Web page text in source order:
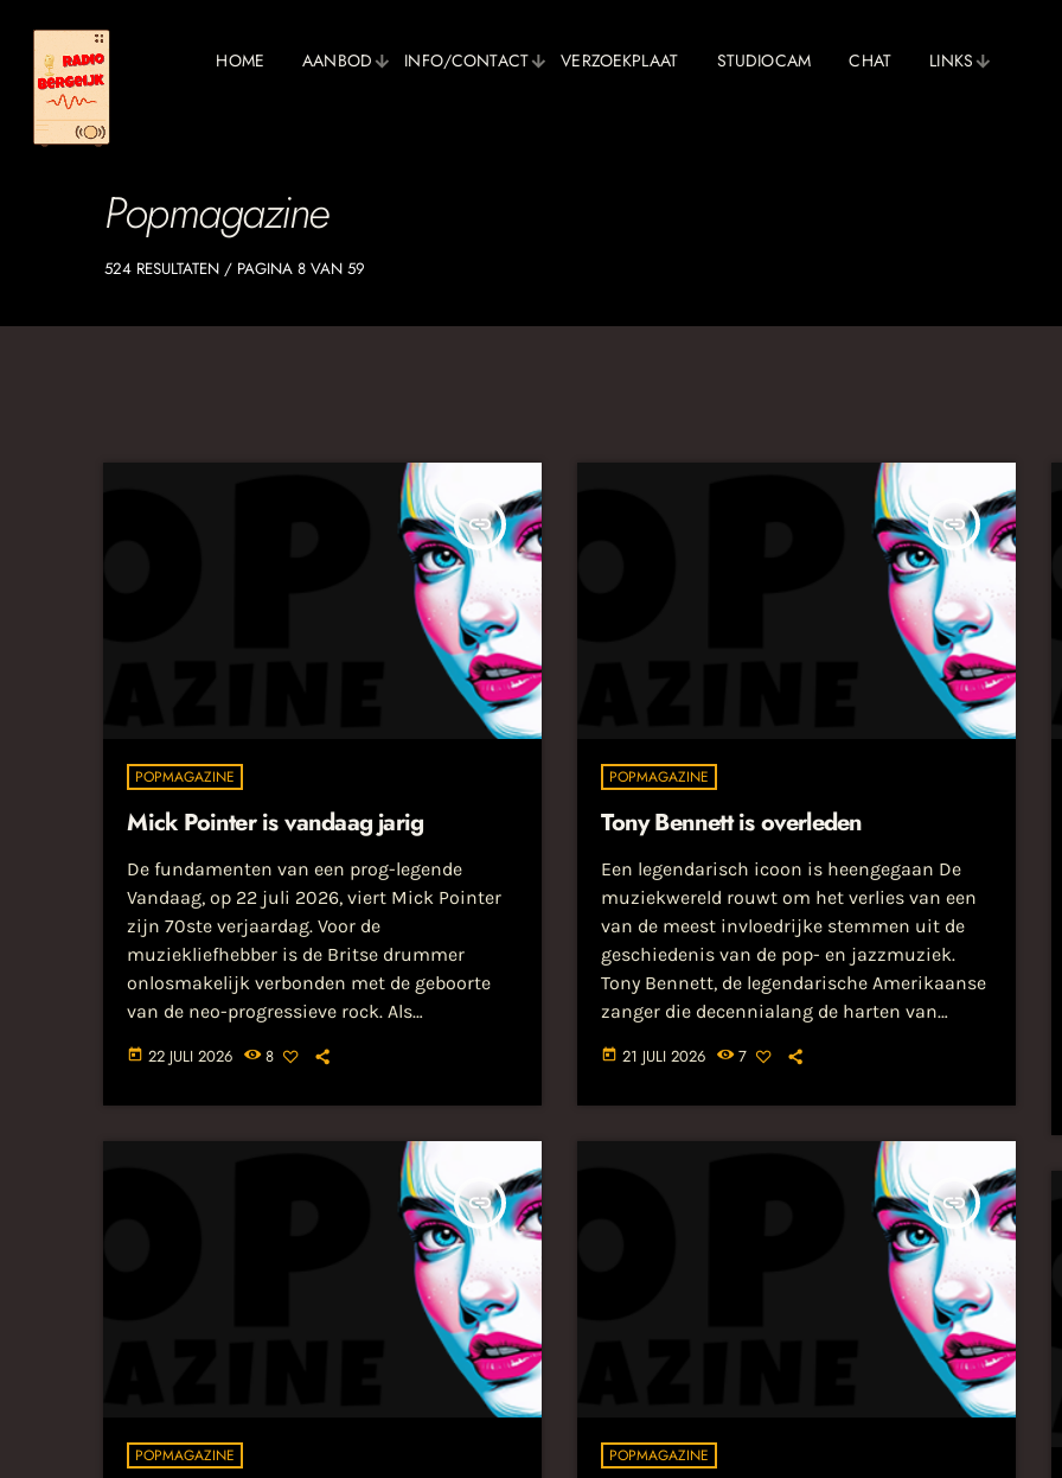
HOME AANBOD INFO/CONTACT VERZOEKPLAAT STUDIOCAM CHAT LINKS
Popmagazine
524 RESULTATEN / PAGINA 8 VAN 59
insert_link
POPMAGAZINE
Mick Pointer is vandaag jarig
De fundamenten van een prog-legende
Vandaag, op 22 juli 2026, viert Mick Pointer
zijn 70ste verjaardag. Voor de
muziekliefhebber is de Britse drummer
onlosmakelijk verbonden met de geboorte
van de neo-progressieve rock. Als
van Marillion legde hij aan het einde van de
today 22 JULI 2026 8
insert_link
POPMAGAZINE
Tony Bennett is overleden
Een legendarisch icoon is heengegaan De
muziekwereld rouwt om het verlies van een
van de meest invloedrijke stemmen uit de
geschiedenis van de pop- en jazzmuziek.
Tony Bennett, de legendarische Amerikaanse
zanger die decennialang de harten van
niet meer onder ons. Hij is vandaag op 21 juli
today 21 JULI 2026 7
insert_link
POPMAGAZINE
insert_link
POPMAGAZINE